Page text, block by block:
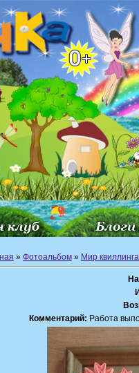
» Фотоальбом » Мир квиллинга
Комментарий: Работа